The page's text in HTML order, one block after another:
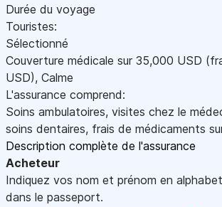
Durée du voyage
Touristes:
Sélectionné
Couverture médicale sur 35,000 USD
USD), Calme
L'assurance comprend:
Soins ambulatoires, visites chez le
soins dentaires, frais de médicaments
Description complète de l'assurance
Acheteur
Indiquez vos nom et prénom en
dans le passeport.